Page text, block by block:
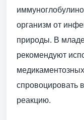
организм от
природы. В
рекомендуют
спровоцировать
реакцию.